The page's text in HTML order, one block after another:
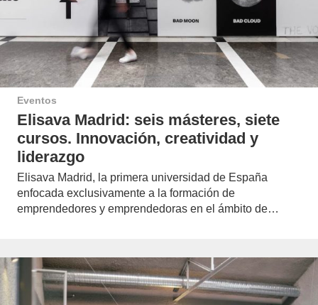
Eventos
Elisava Madrid: seis másteres, siete
cursos. Innovación, creatividad y
liderazgo
Elisava Madrid, la primera universidad de España
enfocada exclusivamente a la formación de
emprendedores y emprendedoras en el ámbito de…